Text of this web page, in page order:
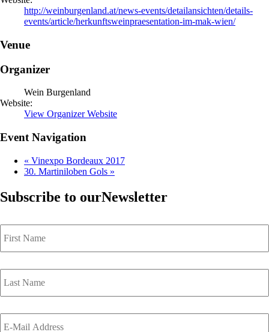
http://weinburgenland.at/news-events/detailansichten/details-
events/article/herkunftsweinpraesentation-im-mak-wien/
Venue
Organizer
Wein Burgenland
Website:
View Organizer Website
Event Navigation
« Vinexpo Bordeaux 2017
30. Martiniloben Gols »
Subscribe to ourNewsletter
First
Name
Last
Name
E-
Mail *